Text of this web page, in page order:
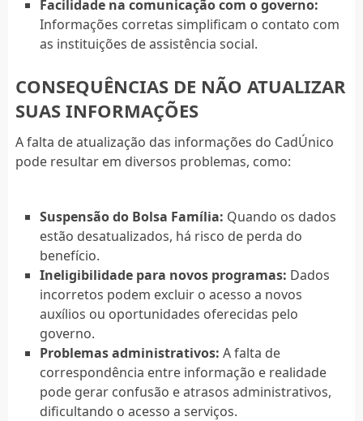
Facilidade na comunicação com o governo:
Informações corretas simplificam o contato com
as instituições de assistência social.
CONSEQUÊNCIAS DE NÃO ATUALIZAR
SUAS INFORMAÇÕES
A falta de atualização das informações do CadÚnico
pode resultar em diversos problemas, como:
Suspensão do Bolsa Família: Quando os dados
estão desatualizados, há risco de perda do
benefício.
Ineligibilidade para novos programas: Dados
incorretos podem excluir o acesso a novos
auxílios ou oportunidades oferecidas pelo
governo.
Problemas administrativos: A falta de
correspondência entre informação e realidade
pode gerar confusão e atrasos administrativos,
dificultando o acesso a serviços.